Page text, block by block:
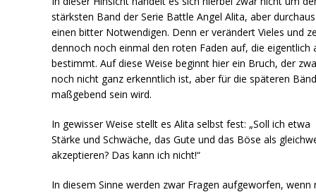
stärksten Band der Serie Battle Angel Alita, aber
einen bitter Notwendigen. Denn er verändert Vieles und
dennoch noch einmal den roten Faden auf, die eigentlich
bestimmt. Auf diese Weise beginnt hier ein Bruch, der
noch nicht ganz erkenntlich ist, aber für die späteren
maßgebend sein wird.
In gewisser Weise stellt es Alita selbst fest: „Soll ich etwa
Stärke und Schwäche, das Gute und das Böse als
akzeptieren? Das kann ich nicht!“
In diesem Sinne werden zwar Fragen aufgeworfen, wenn